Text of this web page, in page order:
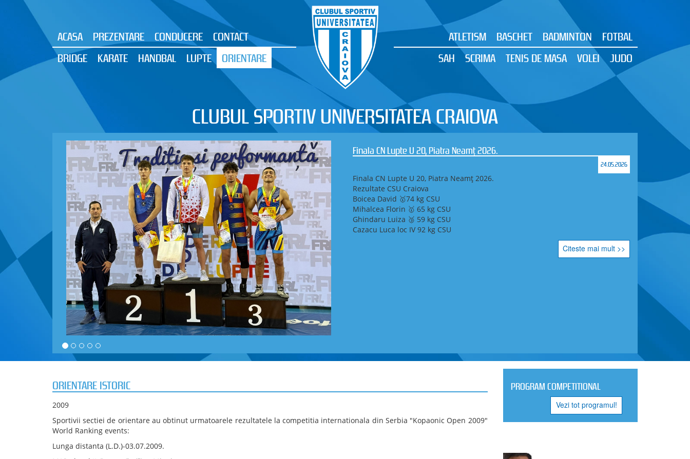
ACASA PREZENTARE CONDUCERE
CONTACT
BRIDGE
KARATE HANDBAL LUPTE ORIENTARE
ATLETISM BASCHET BADMINTON
FOTBAL
SAH
SCRIMA TENIS DE MASA VOLEI JUDO
CLUBUL SPORTIV UNIVERSITATEA CRAIOVA
Campionatul Național de Ștafetă și Campionatul Național pe Echipe la
Orientare
13.05.2026
CSU Craiova – două medalii de aur și una de bronz la Campionatul Național de
Ștafetă și Campionatul Național pe Echipe la Orientare
Maramureș (Baia Sprie / Șișești), 8–10 mai 2026
În perioada 8–10 mai 2026, în județul Maramureș, s-au desfășurat Campionatul
Național de Ștafetă și Campionatul Național pe Echipe la Orientare, competiții
organizate de Federația Română de Orientare, în colaborare cu partenerii locali.
Traseele au solicitat atât capacitatea de efort, cât și precizia deciziilor tehnice,
control tehnic ridicat, transformând constanța în victoria finală și în medaliile de
Campionatul Național pe Echipe – sistem de clasament și podiumuri
În Campionatul Național pe Echipe, sportivii concurează individual în două
probe – medie distanță și lungă distanță. Pentru fiecare club, ordinea în
clasament este stabilită de suma celor mai mici doi timpi cumulați (din ambele